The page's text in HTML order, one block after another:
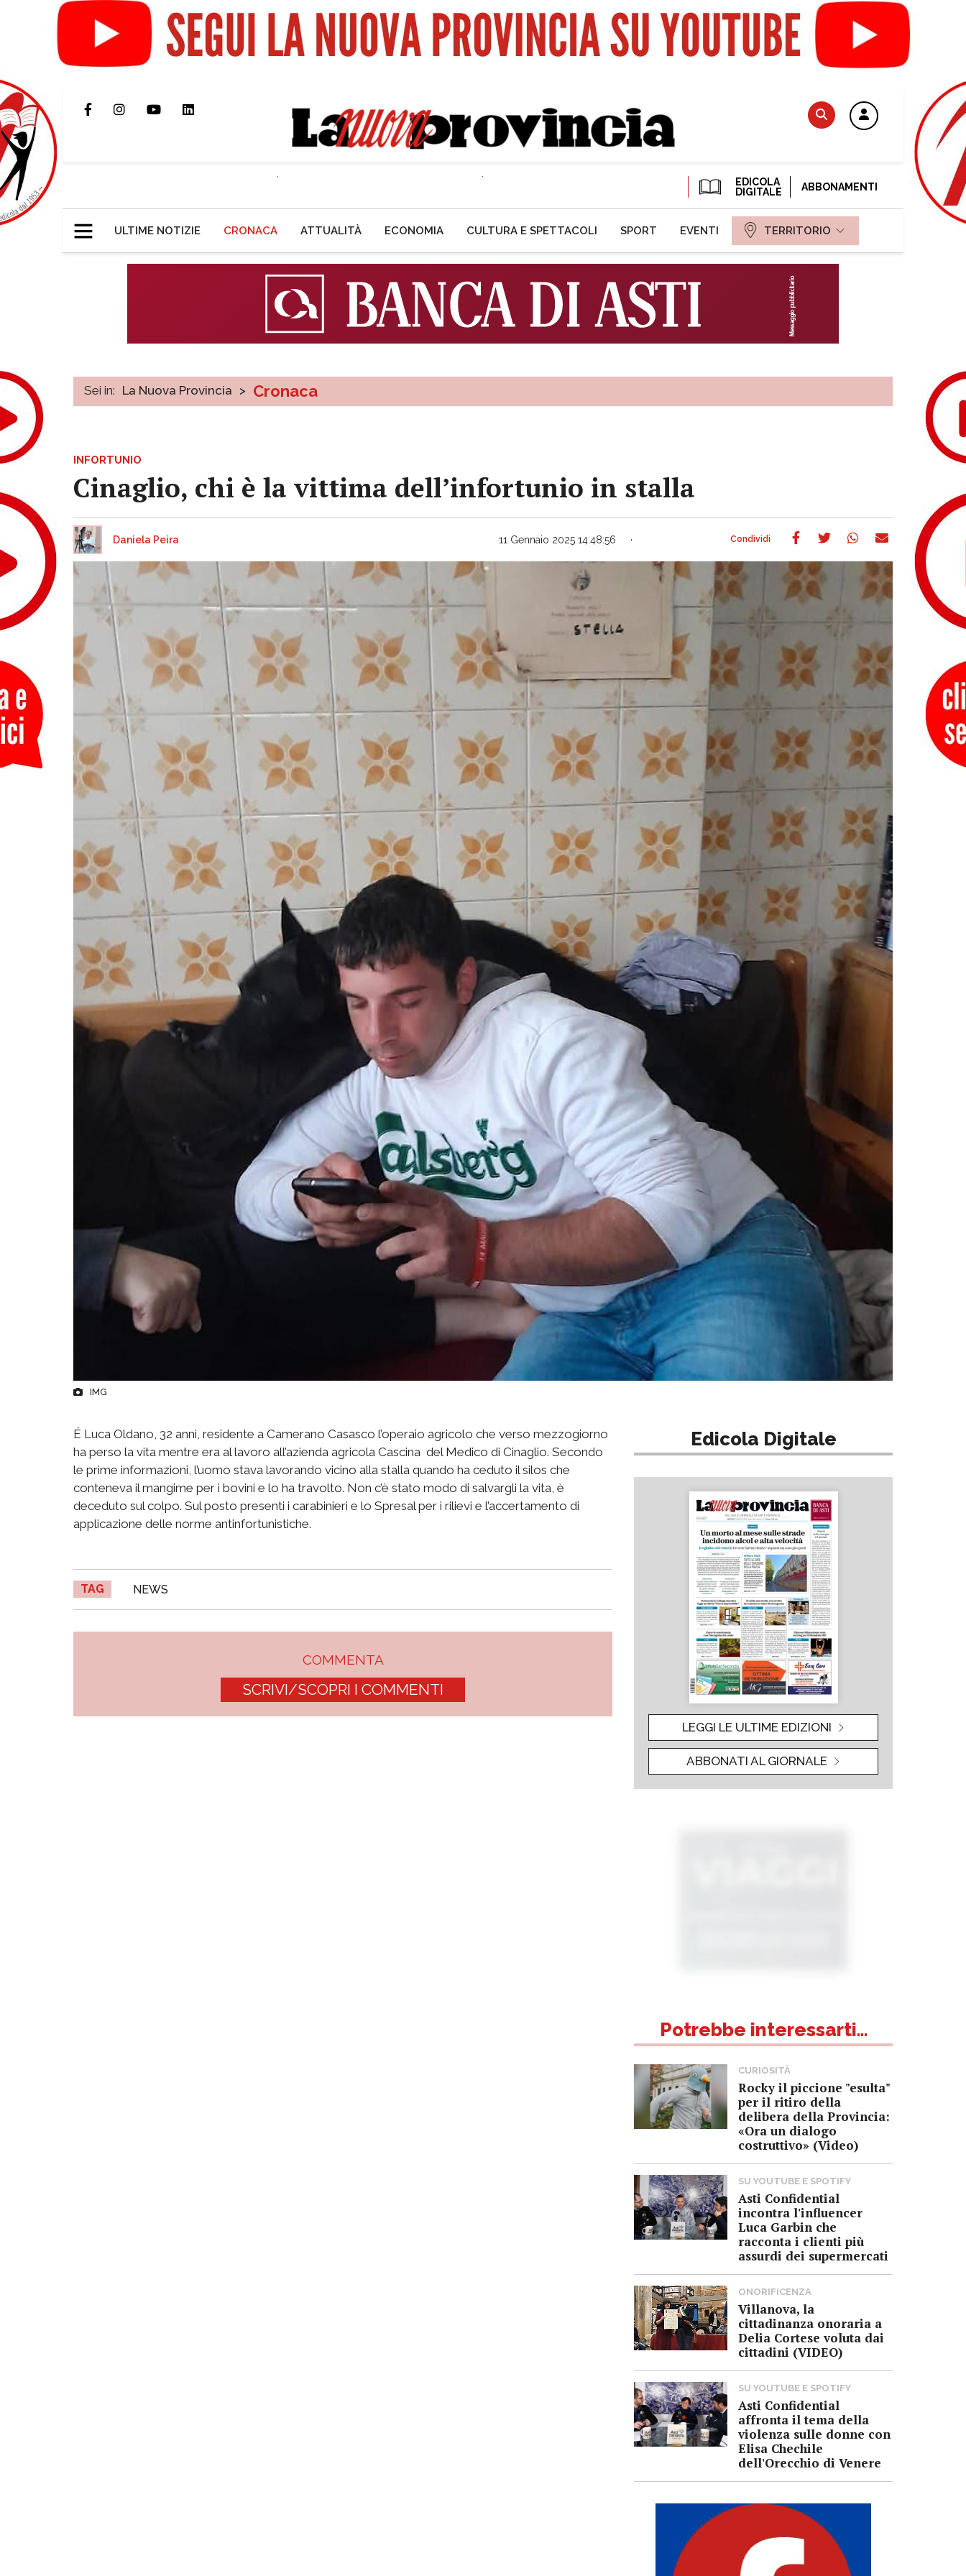
EDICOLA
DIGITALE
ABBONAMENTI
ULTIME NOTIZIE CRONACA ATTUALITÀ ECONOMIA CULTURA E SPETTACOLI SPORT EVENTI TERRITORIO
Sei in: La Nuova Provincia > Cronaca
INFORTUNIO
Cinaglio, chi è la vittima dell’infortunio in stalla
Daniela Peira 11 Gennaio 2025 14:48:56
IMG
É Luca Oldano, 32 anni, residente a Camerano Casasco l’operaio agricolo che verso mezzogiorno
ha perso la vita mentre era al lavoro all’azienda agricola Cascina del Medico di Cinaglio. Secondo
le prime informazioni, l’uomo stava lavorando vicino alla stalla quando ha ceduto il silos che
conteneva il mangime per i bovini e lo ha travolto. Non c’è stato modo di salvargli la vita, è
deceduto sul colpo. Sul posto presenti i carabinieri e lo Spresal per i rilievi e l’accertamento di
applicazione delle norme antinfortunistiche.
TAG NEWS
COMMENTA
SCRIVI/SCOPRI I COMMENTI
Edicola Digitale
LEGGI LE ULTIME EDIZIONI
ABBONATI AL GIORNALE
Potrebbe interessarti...
CURIOSITÀ
Rocky il piccione "esulta"
per il ritiro della
delibera della Provincia:
«Ora un dialogo
costruttivo» (Video)
SU YOUTUBE E SPOTIFY
Asti Confidential
incontra l'influencer
Luca Garbin che
racconta i clienti più
assurdi dei supermercati
ONORIFICENZA
Villanova, la
cittadinanza onoraria a
Delia Cortese voluta dai
cittadini (VIDEO)
SU YOUTUBE E SPOTIFY
Asti Confidential
affronta il tema della
violenza sulle donne con
Elisa Chechile
dell'Orecchio di Venere